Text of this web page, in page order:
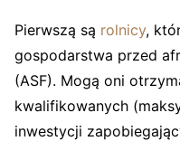
Pierwszą są rolnicy,
gospodarstwa przed
(ASF). Mogą oni
kwalifikowanych
inwestycji